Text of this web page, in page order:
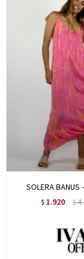
SOLERA BANUS
$ 1.920 $